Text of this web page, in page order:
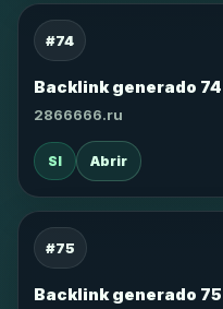
#74
Backlink generado 74
2866666.ru
SI Abrir
#75
Backlink generado 75